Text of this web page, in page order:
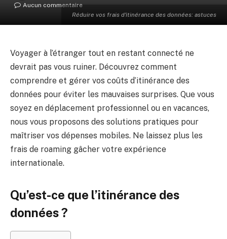
Réduire vos frais d'itinérance des données: astuces
Aucun commentaire
Voyager à l’étranger tout en restant connecté ne
devrait pas vous ruiner. Découvrez comment
comprendre et gérer vos coûts d’itinérance des
données pour éviter les mauvaises surprises. Que vous
soyez en déplacement professionnel ou en vacances,
nous vous proposons des solutions pratiques pour
maîtriser vos dépenses mobiles. Ne laissez plus les
frais de roaming gâcher votre expérience
internationale.
Qu’est-ce que l’itinérance des
données ?